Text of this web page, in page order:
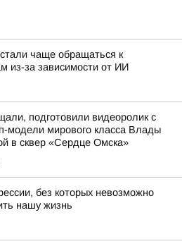
чаще обращаться к
из-за зависимости от ИИ
подготовили видеоролик с
модели мирового класса Влады
в сквер «Сердце Омска»
без которых невозможно
нашу жизнь